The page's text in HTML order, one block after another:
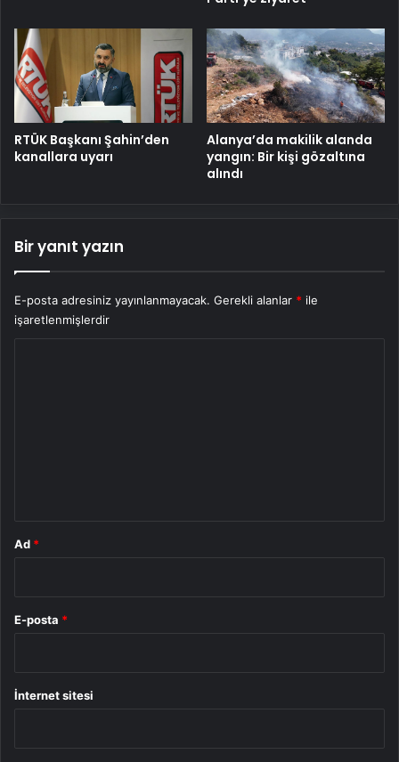
RTÜK Başkanı Şahin’den
kanallara uyarı
Alanya’da makilik alanda
yangın: Bir kişi gözaltına
alındı
Bir yanıt yazın
E-posta adresiniz yayınlanmayacak. Gerekli alanlar * ile
işaretlenmişlerdir
Ad *
E-posta *
İnternet sitesi